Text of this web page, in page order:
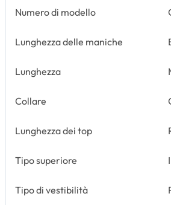
Numero di modello
Lunghezza delle maniche
Lunghezza
Collare
Lunghezza dei top
Tipo superiore
Tipo di vestibilità